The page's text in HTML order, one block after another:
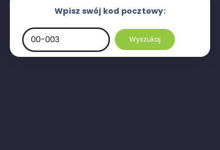
Wpisz swój kod pocztowy: